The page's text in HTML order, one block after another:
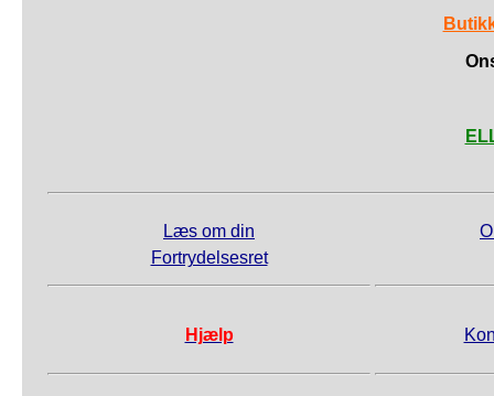
Læs om din
Fortrydelsesret
Hjælp